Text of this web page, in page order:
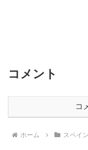
コメント
コ
ホーム スペイ